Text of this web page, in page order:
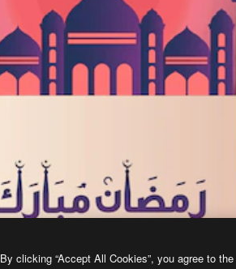
By clicking “Accept All Cookies”, you agree to